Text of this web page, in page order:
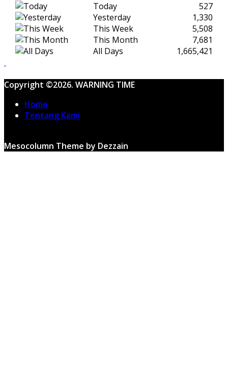
Today
527
Yesterday
1,330
This Week
5,508
This Month
7,681
All Days
1,665,421
Copyright ©2026. WARNING TIME
Home
Tentang Kami
Mesocolumn Theme by Dezzain